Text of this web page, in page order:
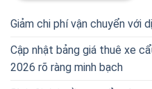
Giảm chi phí vận chuyển với
Cập nhật bảng giá thuê xe
2026 rõ ràng minh bạch